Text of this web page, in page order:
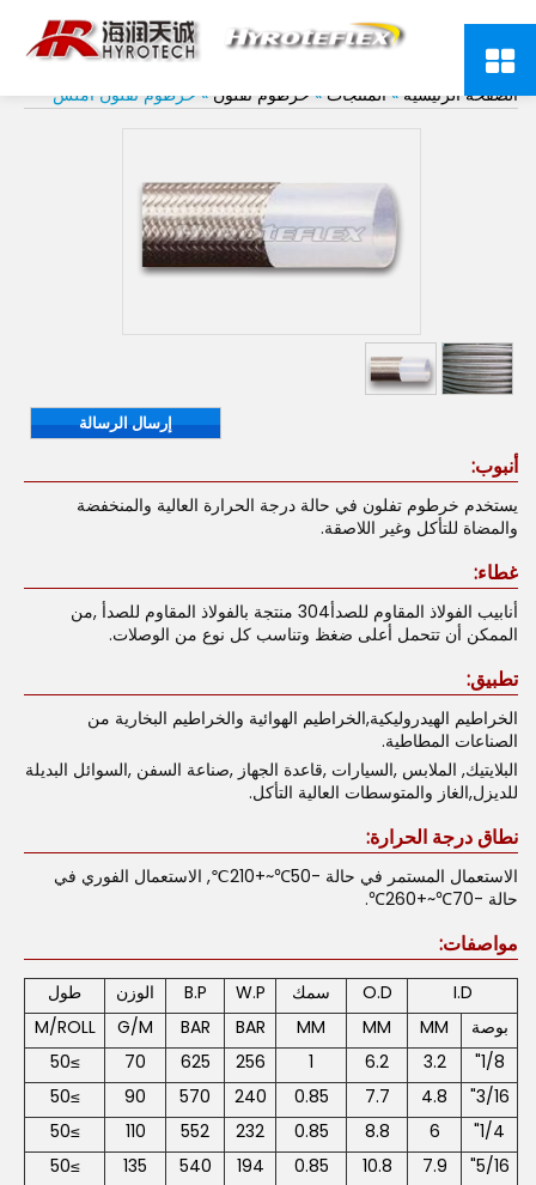
خرطوم تفلون أملس
الصفحة الرئيسية»المنتجات»خرطوم تفلون» خرطوم تفلون أملس
إرسال الرسالة
أنبوب:
يستخدم خرطوم تفلون في حالة درجة الحرارة العالية والمنخفضة
والمضاة للتأكل وغير اللاصقة.
غطاء:
أنابيب الفولاذ المقاوم للصدأ304 منتجة بالفولاذ المقاوم للصدأ ,من
الممكن أن تتحمل أعلى ضغظ وتناسب كل نوع من الوصلات.
تطبيق:
الخراطيم الهيدروليكية,الخراطيم الهوائية والخراطيم البخارية من
الصناعات المطاطية.
البلايتيك, الملابس ,السيارات ,قاعدة الجهاز ,صناعة السفن ,السوائل البديلة
للديزل,الغاز والمتوسطات العالية التأكل.
نطاق درجة الحرارة:
الاستعمال المستمر في حالة -50℃~+210℃, الاستعمال الفوري في
حالة -70℃~+260℃.
مواصفات:
I.D
O.D سمك W.P
B.P الوزن
طول
بوصة
MM
MM
MM
BAR
BAR
G/M
M/ROLL
1/8"
3.2
6.2
1
256
625
70
≥50
3/16"
4.8
7.7
0.85
240
570
90
≥50
1/4"
6
8.8
0.85
232
552
110
≥50
5/16"
7.9
10.8
0.85
194
540
135
≥50